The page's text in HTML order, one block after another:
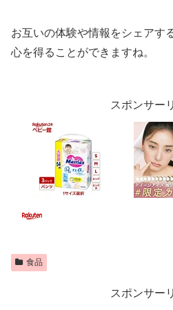
お互いの体験や情報をシェアす
心を得ることができますね。
スポンサー
食品
スポンサー